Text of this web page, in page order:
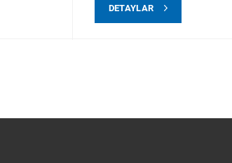
DETAYLAR